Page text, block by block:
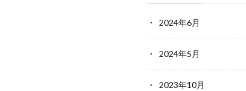
2024年6月
2024年5月
2023年10月